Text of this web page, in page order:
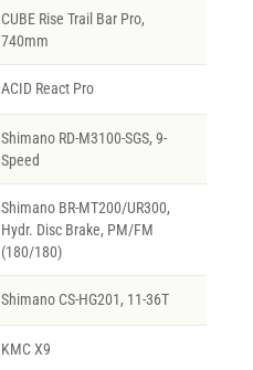
CUBE Rise Trail Bar Pro,
740mm
ACID React Pro
Shimano RD-M3100-SGS, 9-
Speed
Shimano BR-MT200/UR300,
Hydr. Disc Brake, PM/FM
(180/180)
Shimano CS-HG201, 11-36T
KMC X9